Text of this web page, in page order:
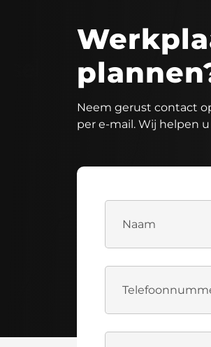
Neem gerust contact
per e-mail. Wij helpen